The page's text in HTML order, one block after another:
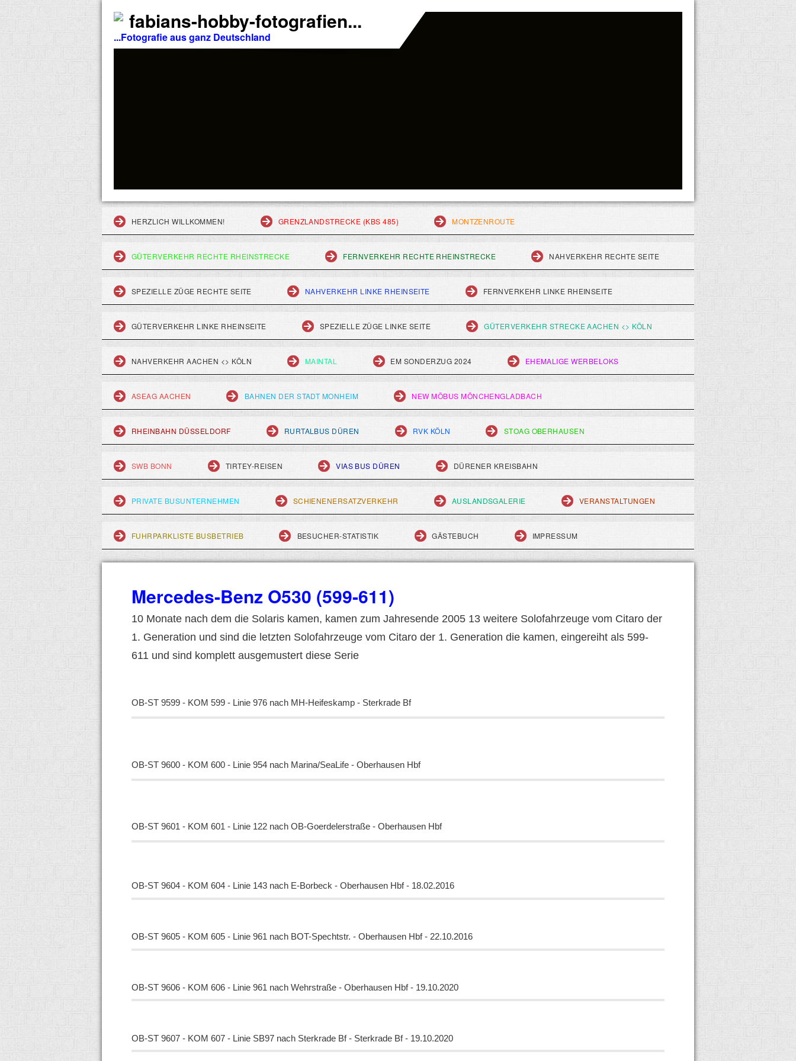
fabians-hobby-fotografien...
...Fotografie aus ganz Deutschland
HERZLICH WILLKOMMEN! GRENZLANDSTRECKE (KBS 485) MONTZENROUTE
GÜTERVERKEHR RECHTE RHEINSTRECKE FERNVERKEHR RECHTE RHEINSTRECKE NAHVERKEHR RECHTE SEITE
SPEZIELLE ZÜGE RECHTE SEITE NAHVERKEHR LINKE RHEINSEITE FERNVERKEHR LINKE RHEINSEITE
GÜTERVERKEHR LINKE RHEINSEITE SPEZIELLE ZÜGE LINKE SEITE GÜTERVERKEHR STRECKE AACHEN <> KÖLN
NAHVERKEHR AACHEN <> KÖLN MAINTAL EM SONDERZUG 2024 EHEMALIGE WERBELOKS
ASEAG AACHEN BAHNEN DER STADT MONHEIM NEW MÖBUS MÖNCHENGLADBACH
RHEINBAHN DÜSSELDORF RURTALBUS DÜREN RVK KÖLN STOAG OBERHAUSEN
SWB BONN TIRTEY-REISEN VIAS BUS DÜREN DÜRENER KREISBAHN
PRIVATE BUSUNTERNEHMEN SCHIENENERSATZVERKEHR AUSLANDSGALERIE VERANSTALTUNGEN
FUHRPARKLISTE BUSBETRIEB BESUCHER-STATISTIK GÄSTEBUCH IMPRESSUM
Mercedes-Benz O530 (599-611)
10 Monate nach dem die Solaris kamen, kamen zum Jahresende 2005 13 weitere Solofahrzeuge vom Citaro der
1. Generation und sind die letzten Solofahrzeuge vom Citaro der 1. Generation die kamen, eingereiht als 599-
611 und sind komplett ausgemustert diese Serie
OB-ST 9599 - KOM 599 - Linie 976 nach MH-Heifeskamp - Sterkrade Bf
OB-ST 9600 - KOM 600 - Linie 954 nach Marina/SeaLife - Oberhausen Hbf
OB-ST 9601 - KOM 601 - Linie 122 nach OB-Goerdelerstraße - Oberhausen Hbf
OB-ST 9604 - KOM 604 - Linie 143 nach E-Borbeck - Oberhausen Hbf - 18.02.2016
OB-ST 9605 - KOM 605 - Linie 961 nach BOT-Spechtstr. - Oberhausen Hbf - 22.10.2016
OB-ST 9606 - KOM 606 - Linie 961 nach Wehrstraße - Oberhausen Hbf - 19.10.2020
OB-ST 9607 - KOM 607 - Linie SB97 nach Sterkrade Bf - Sterkrade Bf - 19.10.2020